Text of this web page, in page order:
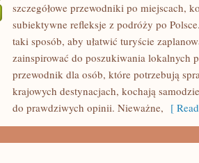
ZIELONE
MIASTA
szczegółowe przewodniki po miejscach,
subiektywne refleksje z podróży po
taki sposób, aby ułatwić turyście
zainspirować do poszukiwania lokalnych
przewodnik dla osób, które potrzebują
krajowych destynacjach, kochają
do prawdziwych opinii. Nieważne, [